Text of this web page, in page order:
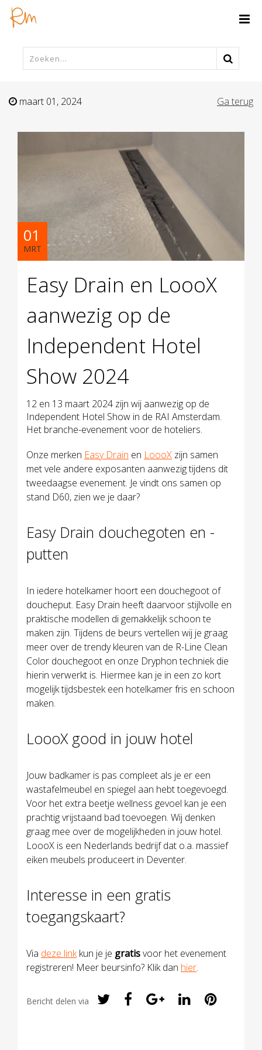
maart 01, 2024 Ga terug
01
MRT
Easy Drain en LoooX
aanwezig op de
Independent Hotel
Show 2024
12 en 13 maart 2024 zijn wij aanwezig op de
Independent Hotel Show in de RAI Amsterdam.
Het branche-evenement voor de hoteliers.
Onze merken Easy Drain en LoooX zijn samen
met vele andere exposanten aanwezig tijdens dit
tweedaagse evenement. Je vindt ons samen op
stand D60, zien we je daar?
Easy Drain douchegoten en -
putten
In iedere hotelkamer hoort een douchegoot of
doucheput. Easy Drain heeft daarvoor stijlvolle en
praktische modellen di gemakkelijk schoon te
maken zijn. Tijdens de beurs vertellen wij je graag
meer over de trendy kleuren van de R-Line Clean
Color douchegoot en onze Dryphon techniek die
hierin verwerkt is. Hiermee kan je in een zo kort
mogelijk tijdsbestek een hotelkamer fris en schoon
maken.
LoooX good in jouw hotel
Jouw badkamer is pas compleet als je er een
wastafelmeubel en spiegel aan hebt toegevoegd.
Voor het extra beetje wellness gevoel kan je een
prachtig vrijstaand bad toevoegen. Wij denken
graag mee over de mogelijkheden in jouw hotel.
LoooX is een Nederlands bedrijf dat o.a. massief
eiken meubels produceert in Deventer.
Interesse in een gratis
toegangskaart?
Via deze linkkun je je gratisvoor het evenement
registreren! Meer beursinfo? Klik dan hier.
Bericht delen via